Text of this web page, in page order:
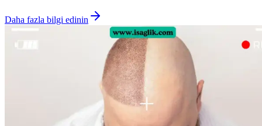
Daha fazla bilgi edinin